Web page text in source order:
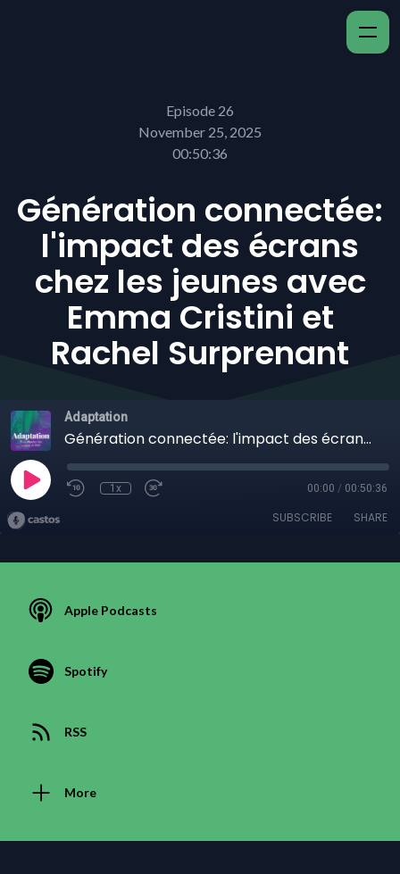
Episode 26
November 25, 2025
00:50:36
Génération connectée:
l'impact des écrans
chez les jeunes avec
Emma Cristini et
Rachel Surprenant
Adaptation
Génération connectée: l'impact des écrans chez les jeunes avec Emma Cristini et Rachel Surprenant
1x 00:00 / 00:50:36
SUBSCRIBE SHARE
Apple Podcasts
Spotify
RSS
More